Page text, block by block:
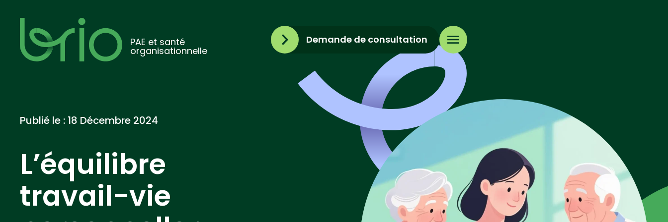
PAE et santé
organisationnelle
Demande de consultation
Publié le : 18 Décembre 2024
L’équilibre
travail-vie